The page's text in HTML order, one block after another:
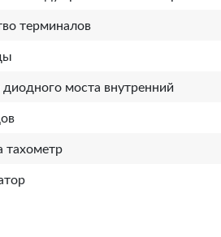
терминалов
моста внутренний
тахометр